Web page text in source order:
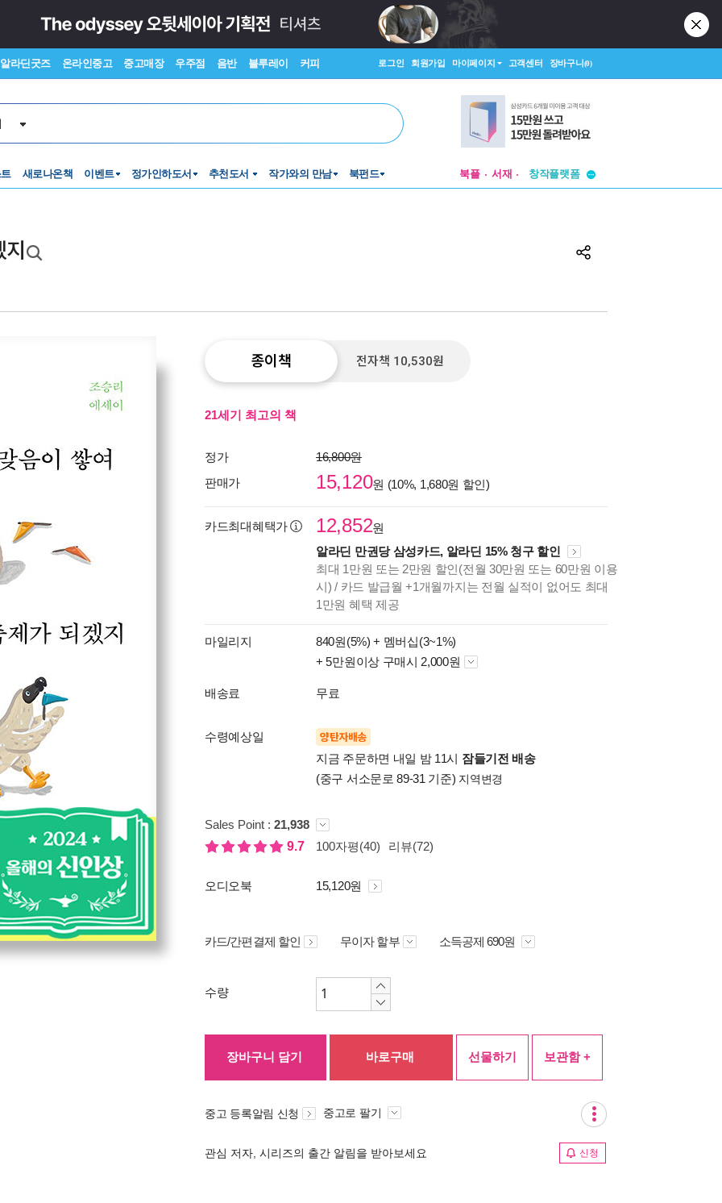
알라딘굿즈 온라인중고 중고매장 우주점 음반 블루레이 커피 로그인 회원가입 마이페이지 고객센터 장바구니(0)
새로나온책 이벤트 정가인하도서 추천도서 작가와의 만남 북펀드 북플 서재
창작플랫폼
종이책 전자책 10,530원
21세기 최고의 책
정가
16,800원
판매가
15,120원 (10%, 1,680원 할인)
카드최대혜택가 12,852원
알라딘 만권당 삼성카드, 알라딘 15% 청구 할인
최대 1만원 또는 2만원 할인(전월 30만원 또는 60만원 이용
시) / 카드 발급월 +1개월까지는 전월 실적이 없어도 최대
1만원 혜택 제공
마일리지 840원(5%) + 멤버십(3~1%)
+ 5만원이상 구매시 2,000원
배송료 무료
수령예상일 양탄자배송
지금 주문하면 내일 밤 11시 잠들기전 배송
(중구 서소문로 89-31 기준) 지역변경
Sales Point : 21,938
9.7
100자평(40) 리뷰(72)
오디오북 15,120원
카드/간편결제 할인 무이자 할부 소득공제 690원
수량
장바구니 담기 바로구매 선물하기 보관함 +
중고 등록알림 신청 중고로 팔기
관심 저자, 시리즈의 출간 알림을 받아보세요 신청